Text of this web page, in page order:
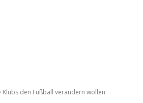
den Fußball verändern wollen